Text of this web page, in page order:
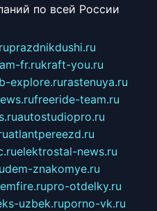
по всей России
prazdnikdushi.ru
fr.rukraft-you.ru
explore.rurastenuya.ru
freeride-team.ru
autostudiopro.ru
atlantpereezd.ru
elektrostal-news.ru
znakomye.ru
emfire.rupro-otdelky.ru
uzbek.ruporno-vk.ru